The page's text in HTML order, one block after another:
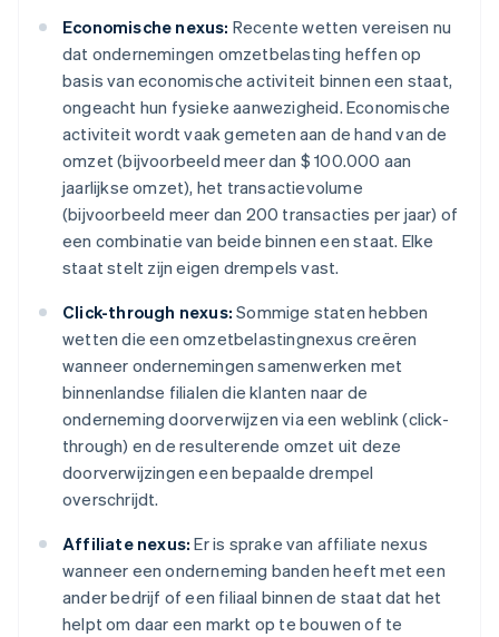
Economische nexus: Recente wetten vereisen nu
dat ondernemingen omzetbelasting heffen op
basis van economische activiteit binnen een staat,
ongeacht hun fysieke aanwezigheid. Economische
activiteit wordt vaak gemeten aan de hand van de
omzet (bijvoorbeeld meer dan $ 100.000 aan
jaarlijkse omzet), het transactievolume
(bijvoorbeeld meer dan 200 transacties per jaar) of
een combinatie van beide binnen een staat. Elke
staat stelt zijn eigen drempels vast.
Click-through nexus: Sommige staten hebben
wetten die een omzetbelastingnexus creëren
wanneer ondernemingen samenwerken met
binnenlandse filialen die klanten naar de
onderneming doorverwijzen via een weblink (click-
through) en de resulterende omzet uit deze
doorverwijzingen een bepaalde drempel
overschrijdt.
Affiliate nexus: Er is sprake van affiliate nexus
wanneer een onderneming banden heeft met een
ander bedrijf of een filiaal binnen de staat dat het
helpt om daar een markt op te bouwen of te